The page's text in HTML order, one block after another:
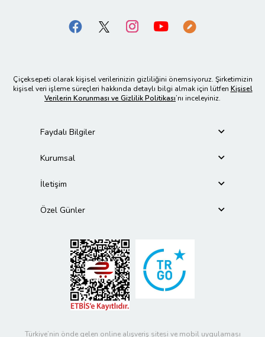
Çiçeksepeti olarak kişisel verilerinizin gizliliğini önemsiyoruz. Şirketimizin
kişisel veri işleme süreçleri hakkında detaylı bilgi almak için lütfen Kişisel
Verilerin Korunması ve Gizlilik Politikası’nı inceleyiniz.
Faydalı Bilgiler
Kurumsal
İletişim
Özel Günler
Türkiye’nin önde gelen online alışveriş sitesi ve mobil uygulaması